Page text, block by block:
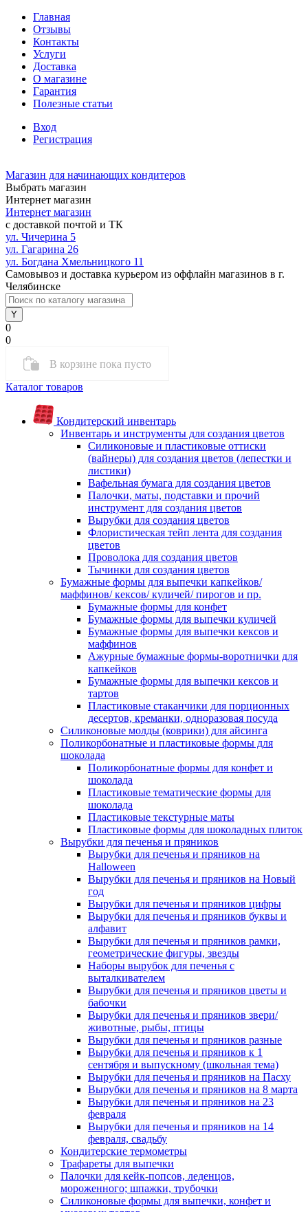
Главная
Отзывы
Контакты
Услуги
Доставка
О магазине
Гарантия
Полезные статьи
Вход
Регистрация
Магазин для начинающих кондитеров
Выбрать магазин
Интернет магазин
Интернет магазин
с доставкой почтой и ТК
ул. Чичерина 5
ул. Гагарина 26
ул. Богдана Хмельницкого 11
Самовывоз и доставка курьером из оффлайн магазинов в г.
Челябинске
0
0
В корзине пока пусто
Каталог товаров
Кондитерский инвентарь
Инвентарь и инструменты для создания цветов
Силиконовые и пластиковые оттиски
(вайнеры) для создания цветов (лепестки и
листики)
Вафельная бумага для создания цветов
Палочки, маты, подставки и прочий
инструмент для создания цветов
Вырубки для создания цветов
Флористическая тейп лента для создания
цветов
Проволока для создания цветов
Тычинки для создания цветов
Бумажные формы для выпечки капкейков/
маффинов/ кексов/ куличей/ пирогов и пр.
Бумажные формы для конфет
Бумажные формы для выпечки куличей
Бумажные формы для выпечки кексов и
маффинов
Ажурные бумажные формы-воротнички для
капкейков
Бумажные формы для выпечки кексов и
тартов
Пластиковые стаканчики для порционных
десертов, креманки, одноразовая посуда
Силиконовые молды (коврики) для айсинга
Поликорбонатные и пластиковые формы для
шоколада
Поликорбонатные формы для конфет и
шоколада
Пластиковые тематические формы для
шоколада
Пластиковые текстурные маты
Пластиковые формы для шоколадных плиток
Вырубки для печенья и пряников
Вырубки для печенья и пряников на
Halloween
Вырубки для печенья и пряников на Новый
год
Вырубки для печенья и пряников цифры
Вырубки для печенья и пряников буквы и
алфавит
Вырубки для печенья и пряников рамки,
геометрические фигуры, звезды
Наборы вырубок для печенья с
выталкивателем
Вырубки для печенья и пряников цветы и
бабочки
Вырубки для печенья и пряников звери/
животные, рыбы, птицы
Вырубки для печенья и пряников разные
Вырубки для печенья и пряников к 1
сентября и выпускному (школьная тема)
Вырубки для печенья и пряников на Пасху
Вырубки для печенья и пряников на 8 марта
Вырубки для печенья и пряников на 23
февраля
Вырубки для печенья и пряников на 14
февраля, свадьбу
Кондитерские термометры
Трафареты для выпечки
Палочки для кейк-попсов, леденцов,
мороженного; шпажки, трубочки
Силиконовые формы для выпечки, конфет и